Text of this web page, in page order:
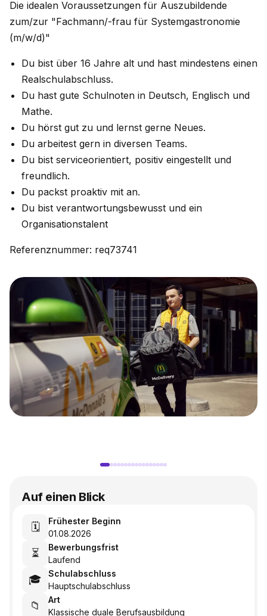
Die idealen Voraussetzungen für Auszubildende
zum/zur "Fachmann/-frau für Systemgastronomie
(m/w/d)"
Du bist über 16 Jahre alt und hast mindestens einen
Realschulabschluss.
Du hast gute Schulnoten in Deutsch, Englisch und
Mathe.
Du hörst gut zu und lernst gerne Neues.
Du arbeitest gern in diversen Teams.
Du bist serviceorientiert, positiv eingestellt und
freundlich.
Du packst proaktiv mit an.
Du bist verantwortungsbewusst und ein
Organisationstalent
Referenznummer: req73741
Auf einen Blick
🗓️
Frühester Beginn
01.08.2026
⏳
Bewerbungsfrist
Laufend
🎓
Schulabschluss
Hauptschulabschluss
📁
Art
Klassische duale Berufsausbildung